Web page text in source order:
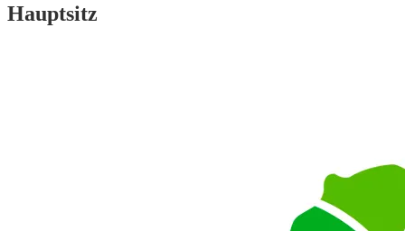
Hauptsitz